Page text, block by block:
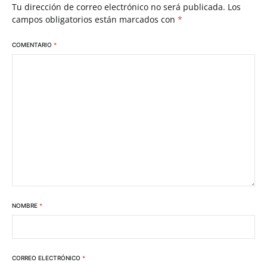
Tu dirección de correo electrónico no será publicada. Los
campos obligatorios están marcados con *
COMENTARIO *
NOMBRE *
CORREO ELECTRÓNICO *